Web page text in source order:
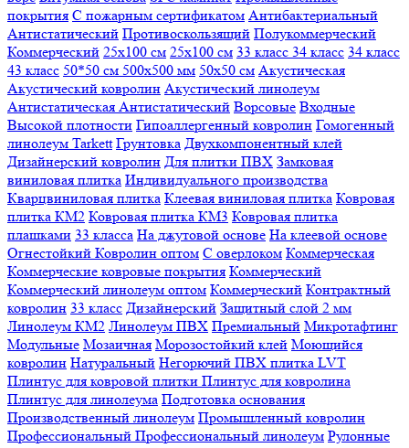
покрытия С пожарным сертификатом Антибактериальный
Антистатический Противоскользящий Полукоммерческий
Коммерческий 25x100 см 25x100 см 33 класс 34 класс 34 класс
43 класс 50*50 см 500х500 мм 50x50 см Акустическая
Акустический ковролин Акустический линолеум
Антистатическая Антистатический Ворсовые Входные
Высокой плотности Гипоаллергенный ковролин Гомогенный
линолеум Tarkett Грунтовка Двухкомпонентный клей
Дизайнерский ковролин Для плитки ПВХ Замковая
виниловая плитка Индивидуального производства
Кварцвиниловая плитка Клеевая виниловая плитка Ковровая
плитка КМ2 Ковровая плитка КМ3 Ковровая плитка
плашками 33 класса На джутовой основе На клеевой основе
Огнестойкий Ковролин оптом С оверлоком Коммерческая
Коммерческие ковровые покрытия Коммерческий
Коммерческий линолеум оптом Коммерческий Контрактный
ковролин 33 класс Дизайнерский Защитный слой 2 мм
Линолеум КМ2 Линолеум ПВХ Премиальный Микротафтинг
Модульные Мозаичная Морозостойкий клей Моющийся
ковролин Натуральный Негорючий ПВХ плитка LVT
Плинтус для ковровой плитки Плинтус для ковролина
Плинтус для линолеума Подготовка основания
Производственный линолеум Промышленный ковролин
Профессиональный Профессиональный линолеум Рулонные